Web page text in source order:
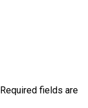
Required fields are